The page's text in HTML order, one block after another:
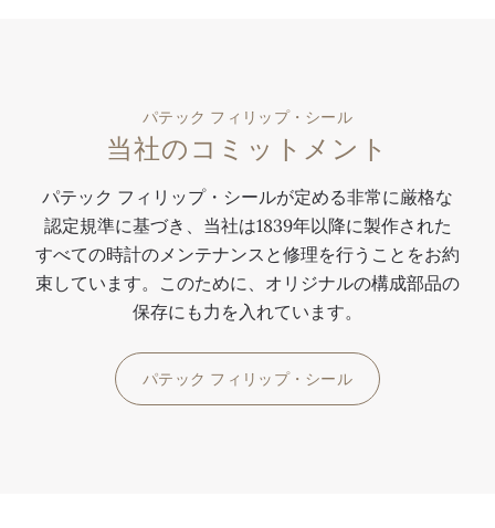
パテック フィリップ・シール
当社のコミットメント
パテック フィリップ・シールが定める非常に厳格な
認定規準に基づき、当社は1839年以降に製作された
すべての時計のメンテナンスと修理を行うことをお約
束しています。このために、オリジナルの構成部品の
保存にも力を入れています。
パテック フィリップ・シール